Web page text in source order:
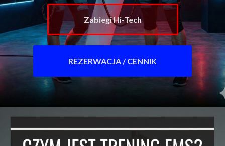
Zabiegi Hi-Tech
REZERWACJA / CENNIK